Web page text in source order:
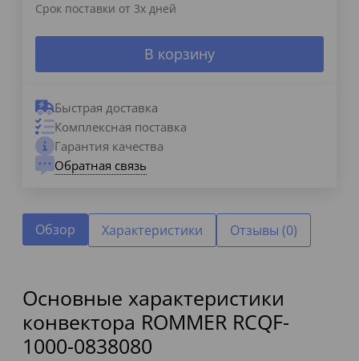
Срок поставки от 3х дней
В корзину
Быстрая доставка
Комплексная поставка
Гарантия качества
Обратная связь
Обзор Характеристики Отзывы (0)
Основные характеристики
конвектора ROMMER RCQF-
1000-0838080